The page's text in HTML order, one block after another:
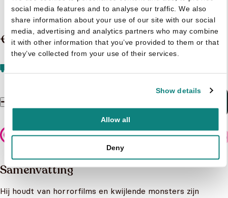
social media features and to analyse our traffic. We also
share information about your use of our site with our social
media, advertising and analytics partners who may combine
it with other information that you’ve provided to them or that
they’ve collected from your use of their services.
Show details
Allow all
Deny
Kid paddle 14. serial gamer
€ 9,99
vanaf 20 euro
Kid paddle 14. serial gamer aantal
Veilig betalen
Samenvatting
Hij houdt van horrorfilms en kwijlende monsters zijn